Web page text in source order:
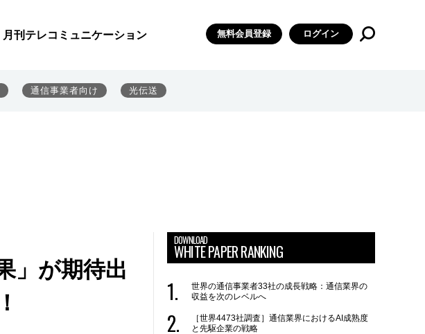
月刊テレコミュニケーション 無料会員登録 ログイン
通信事業者向け 光伝送
」が期待出
DOWNLOAD
WHITE PAPER RANKING
世界の通信事業者33社の成長戦略：通信業界の
収益を次のレベルへ
［世界4473社調査］通信業界におけるAI成熟度
と先駆企業の戦略